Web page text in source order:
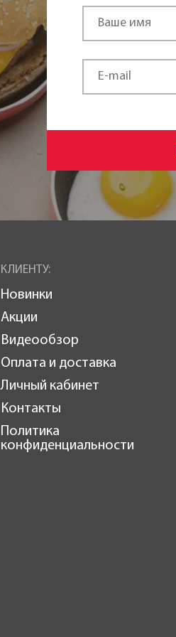
КЛИЕНТУ:
Новинки
Акции
Видеообзор
Оплата и доставка
Личный кабинет
Контакты
Политика
конфиденциальности